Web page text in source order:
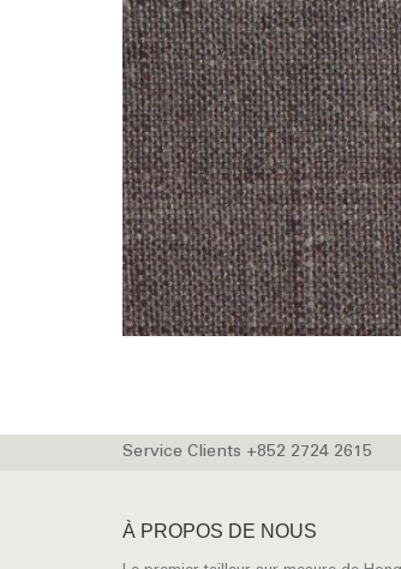
Service Clients +852 2724 2615
À PROPOS DE NOUS